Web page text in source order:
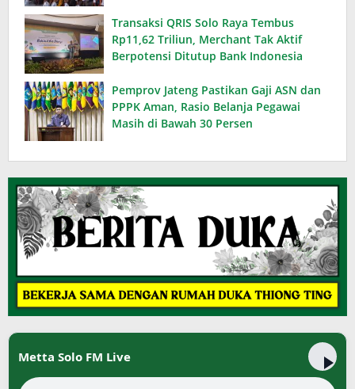
Transaksi QRIS Solo Raya Tembus
Rp11,62 Triliun, Merchant Tak Aktif
Berpotensi Ditutup Bank Indonesia
Pemprov Jateng Pastikan Gaji ASN dan
PPPK Aman, Rasio Belanja Pegawai
Masih di Bawah 30 Persen
Metta Solo FM Live